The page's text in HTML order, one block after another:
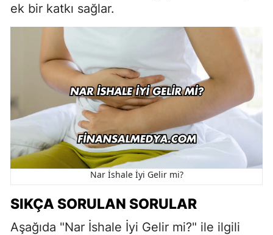
ek bir katkı sağlar.
Nar İshale İyi Gelir mi?
SIKÇA SORULAN SORULAR
Aşağıda "Nar İshale İyi Gelir mi?" ile ilgili